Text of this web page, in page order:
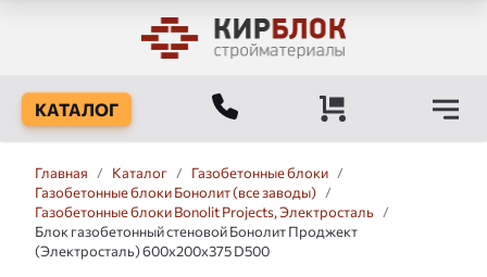
КАТАЛОГ
Главная / Каталог / Газобетонные блоки /
Газобетонные блоки Бонолит (все заводы) /
Газобетонные блоки Bonolit Projects, Электросталь /
Блок газобетонный стеновой Бонолит Проджект
(Электросталь) 600x200x375 D500